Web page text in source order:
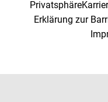
Privatsphäre
Erklärung zur